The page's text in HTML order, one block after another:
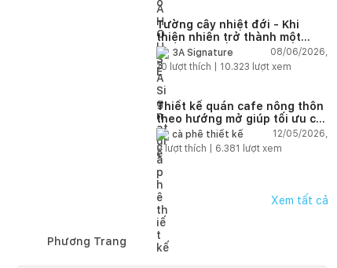
Tường cây nhiệt đới - Khi
thiên nhiên trở thành một
phần của kiến trúc
3A Signature
08/06/2026,
10 lượt thích | 10.323 lượt xem
Thiết kế quán cafe nông thôn
theo hướng mở giúp tối ưu chi
phí và giữ chân khách hàng
cà phê thiết kế
12/05/2026,
9 lượt thích | 6.381 lượt xem
Xem tất cả
Phương Trang